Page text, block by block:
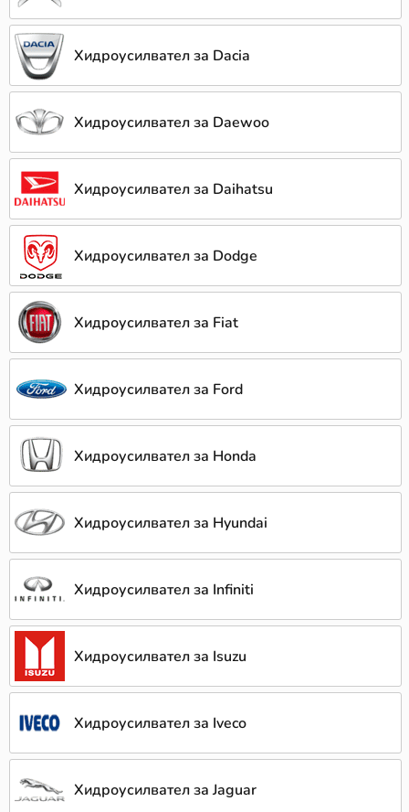
Хидроусилвател за Dacia
Хидроусилвател за Daewoo
Хидроусилвател за Daihatsu
Хидроусилвател за Dodge
Хидроусилвател за Fiat
Хидроусилвател за Ford
Хидроусилвател за Honda
Хидроусилвател за Hyundai
Хидроусилвател за Infiniti
Хидроусилвател за Isuzu
Хидроусилвател за Iveco
Хидроусилвател за Jaguar